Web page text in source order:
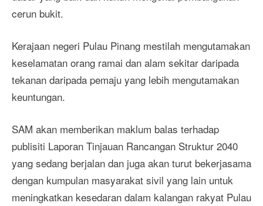
cerun bukit.
Kerajaan negeri Pulau Pinang mestilah mengutamakan
keselamatan orang ramai dan alam sekitar daripada
tekanan daripada pemaju yang lebih mengutamakan
keuntungan.
SAM akan memberikan maklum balas terhadap
publisiti Laporan Tinjauan Rancangan Struktur 2040
yang sedang berjalan dan juga akan turut bekerjasama
dengan kumpulan masyarakat sivil yang lain untuk
meningkatkan kesedaran dalam kalangan rakyat Pulau